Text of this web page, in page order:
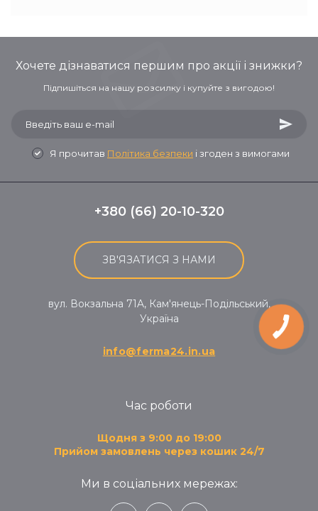
Хочете дізнаватися першим про акції і знижки?
Підпишіться на нашу розсилку і купуйте з вигодою!
Я прочитав Політика безпеки і згоден з вимогами
+380 (66) 20-10-320
ЗВ'ЯЗАТИСЯ З НАМИ
вул. Вокзальна 71A, Кам'янець-Подільський,
Україна
info@ferma24.in.ua
Час роботи
Щодня з 9:00 до 19:00
Прийом замовлень через кошик 24/7
Ми в соціальних мережах: